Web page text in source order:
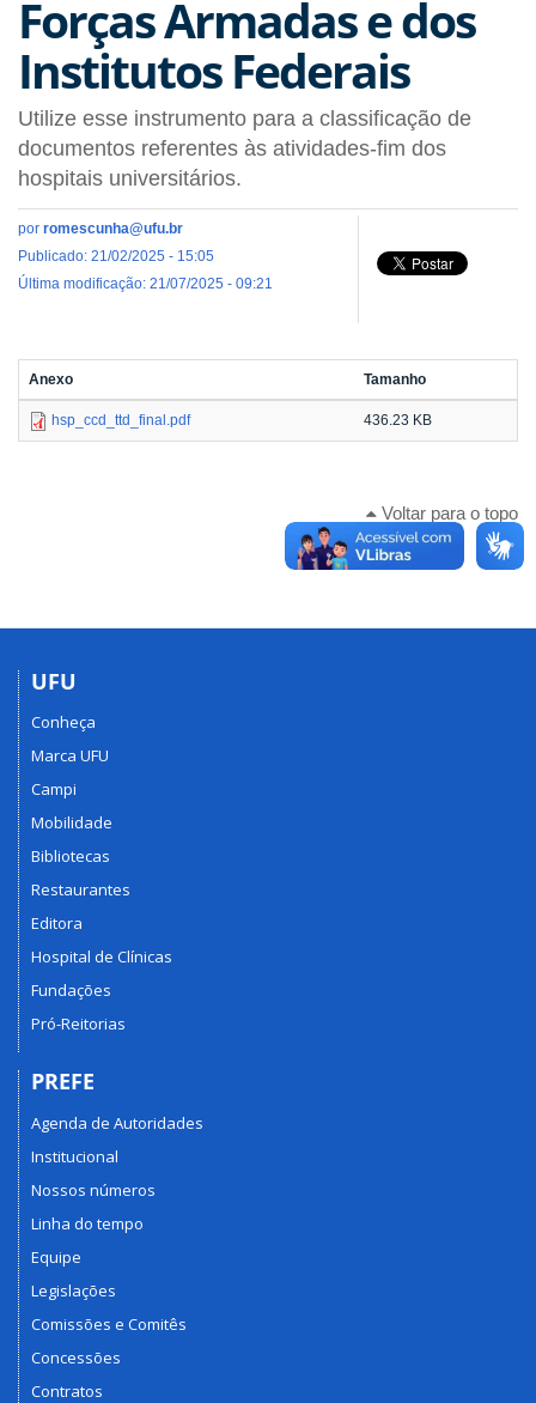
Forças Armadas e dos
Institutos Federais
Utilize esse instrumento para a classificação de
documentos referentes às atividades-fim dos
hospitais universitários.
por romescunha@ufu.br
Publicado: 21/02/2025 - 15:05
Última modificação: 21/07/2025 - 09:21
Anexo Tamanho
hsp_ccd_ttd_final.pdf 436.23 KB
Voltar para o topo
UFU
Conheça
Marca UFU
Campi
Mobilidade
Bibliotecas
Restaurantes
Editora
Hospital de Clínicas
Fundações
Pró-Reitorias
PREFE
Agenda de Autoridades
Institucional
Nossos números
Linha do tempo
Equipe
Legislações
Comissões e Comitês
Concessões
Contratos